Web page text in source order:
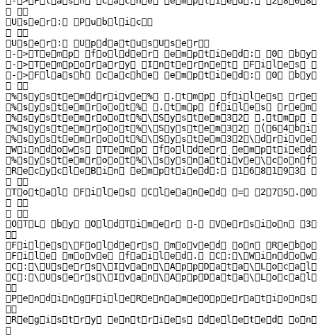
    
 U s e r :   P u b l i c  
    
 U s e r :   U p d a t u s U s e r  
 - > T e m p   f o l d e r   e m p t i e d :   0 
 - > T e m p o r a r y   I n t e r n e t   F i l e s 
 - > F l a s h   c a c h e   e m p t i e d :   0 
    
 % s y s t e m d r i v e %   . t m p   f i l e s 
 % s y s t e m r o o t %   . t m p   f i l e s 
 % s y s t e m r o o t % \ S y s t e m 3 2 
 % s y s t e m r o o t % \ S y s t e m 3 2 
 W i n d o w s   T e m p   f o l d e r 
 R e c y c l e B i n   e m p t i e d :   1 6 8 1 9 3 
    
 T o t a l   F i l e s   C l e a n e d   = 
    
    
 O T L   b y   O l d T i m e r   -   V e r s i o n 
  
 F i l e s \ F o l d e r s   m o v e d   o n 
 F i l e   m o v e   f a i l e d . 
  
  
 R e g i s t r y   e n t r i e s   d e l e t e d   o n 
 